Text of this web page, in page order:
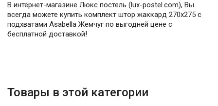
В интернет-магазине Люкс постель (lux-postel.com), Вы
всегда можете купить комплект штор жаккард 270х275 с
подхватами Asabella Жемчуг по выгодней цене с
бесплатной доставкой!
Товары в этой категории